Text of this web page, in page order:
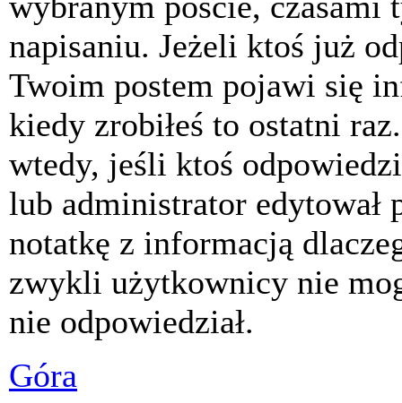
napisaniu. Jeżeli ktoś już
Twoim postem pojawi się
kiedy zrobiłeś to ostatni
wtedy, jeśli ktoś
lub administrator edytował
notatkę z informacją
zwykli użytkownicy nie
nie odpowiedział.
Góra